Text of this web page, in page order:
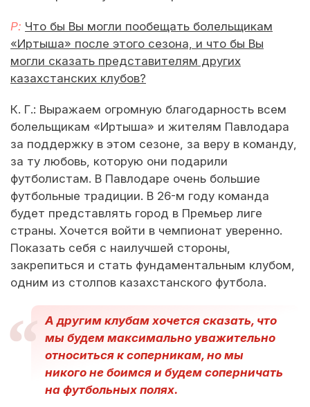
Р: Что бы Вы могли пообещать болельщикам
«Иртыша» после этого сезона, и что бы Вы
могли сказать представителям других
казахстанских клубов?
К. Г.: Выражаем огромную благодарность всем
болельщикам «Иртыша» и жителям Павлодара
за поддержку в этом сезоне, за веру в команду,
за ту любовь, которую они подарили
футболистам. В Павлодаре очень большие
футбольные традиции. В 26-м году команда
будет представлять город в Премьер лиге
страны. Хочется войти в чемпионат уверенно.
Показать себя с наилучшей стороны,
закрепиться и стать фундаментальным клубом,
одним из столпов казахстанского футбола.
А другим клубам хочется сказать, что
мы будем максимально уважительно
относиться к соперникам, но мы
никого не боимся и будем соперничать
на футбольных полях.